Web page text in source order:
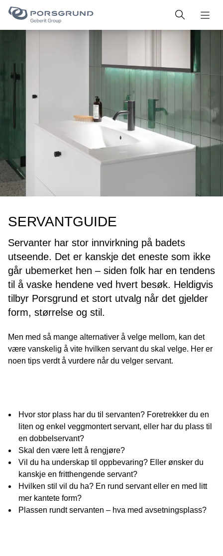
SERVANTGUIDE
Servanter har stor innvirkning på badets
utseende. Det er kanskje det eneste som ikke
går ubemerket hen – siden folk har en tendens
til å vaske hendene ved hvert besøk. Heldigvis
tilbyr Porsgrund et stort utvalg når det gjelder
form, størrelse og stil.
Men med så mange alternativer å velge mellom, kan det
være vanskelig å vite hvilken servant du skal velge. Her er
noen tips verdt å vurdere når du velger servant.
Hvor stor plass har du til servanten? Foretrekker du en
liten og enkel veggmontert servant, eller har du plass til
en dobbelservant?
Skal den være lett å rengjøre?
Vil du ha underskap til oppbevaring? Eller ønsker du
kanskje en fritthengende servant?
Hvilken stil vil du ha? En rund servant eller en med litt
mer kantete form?
Plassen rundt servanten – hva med avsetningsplass?